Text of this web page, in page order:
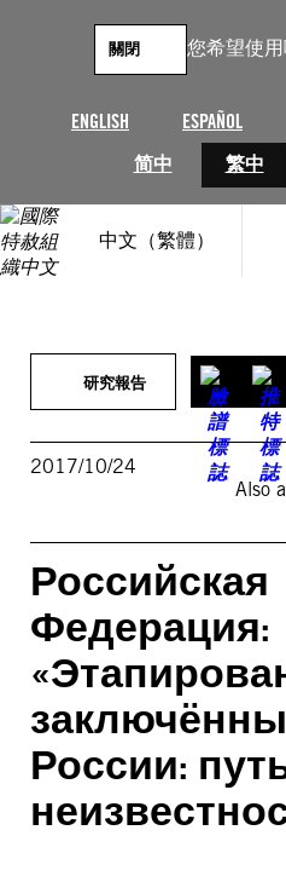
您希望使
ENGLISH ESPAÑOL
简中
繁中
關閉
中文（繁體）
研究報告
2017/10/24
Also
Российская
Федерация:
России: